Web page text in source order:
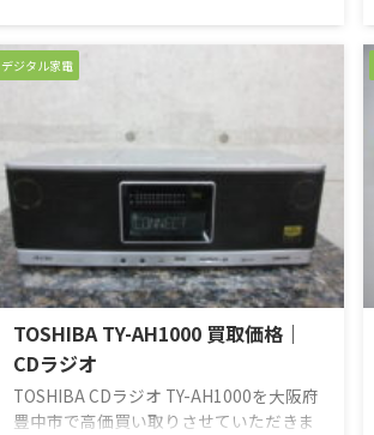
小キズやヨゴレも少なく、概ね美品の外
観でした。動作確認をしましたが、動作
ンです。映像もクッキリ美しく、各設定
やリモコンでの操作にも問題はありませ
ん。概ね良いコンディションでしたの
で、精一杯のお値段をつけさせていただ
きました。お売りいただき、ありがとう
ございました。
デジタル家電
TOSHIBA TY-AH1000 買取価格｜
CDラジオ
TOSHIBA CDラジオ TY-AH1000を大阪府
豊中市で高価買い取りさせていただきま